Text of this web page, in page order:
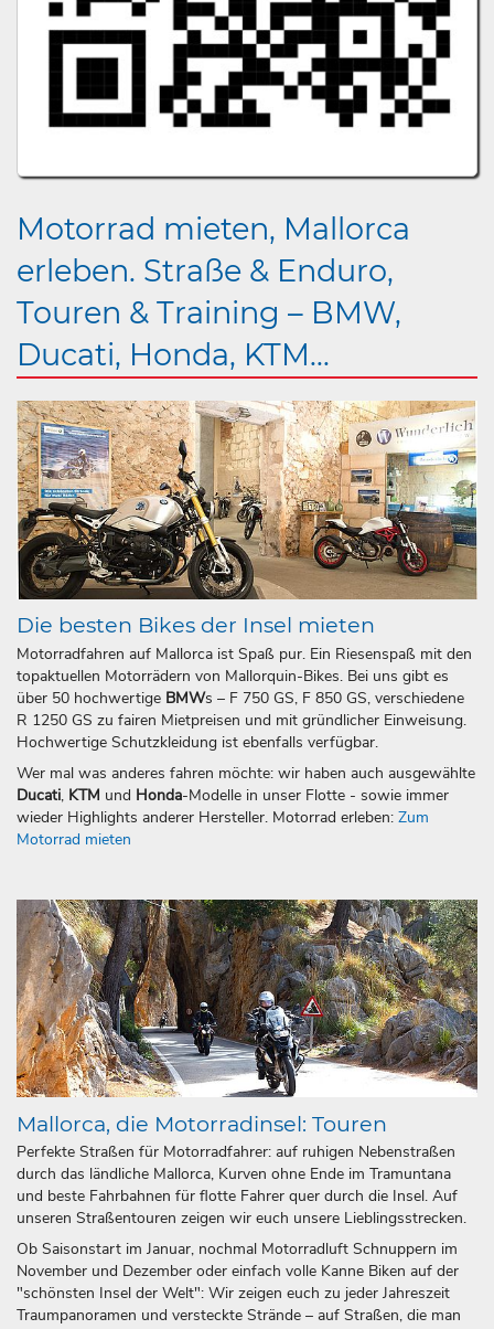
Motorrad mieten, Mallorca
erleben. Straße & Enduro,
Touren & Training – BMW,
Ducati, Honda, KTM...
Die besten Bikes der Insel mieten
Motorradfahren auf Mallorca ist Spaß pur. Ein Riesenspaß mit den
topaktuellen Motorrädern von Mallorquin-Bikes. Bei uns gibt es
über 50 hochwertige BMWs – F 750 GS, F 850 GS, verschiedene
R 1250 GS zu fairen Mietpreisen und mit gründlicher Einweisung.
Hochwertige Schutzkleidung ist ebenfalls verfügbar.
Wer mal was anderes fahren möchte: wir haben auch ausgewählte
Ducati, KTM und Honda-Modelle in unser Flotte - sowie immer
wieder Highlights anderer Hersteller. Motorrad erleben: Zum
Motorrad mieten
Mallorca, die Motorradinsel: Touren
Perfekte Straßen für Motorradfahrer: auf ruhigen Nebenstraßen
durch das ländliche Mallorca, Kurven ohne Ende im Tramuntana
und beste Fahrbahnen für flotte Fahrer quer durch die Insel. Auf
unseren Straßentouren zeigen wir euch unsere Lieblingsstrecken.
Ob Saisonstart im Januar, nochmal Motorradluft Schnuppern im
November und Dezember oder einfach volle Kanne Biken auf der
"schönsten Insel der Welt": Wir zeigen euch zu jeder Jahreszeit
Traumpanoramen und versteckte Strände – auf Straßen, die man